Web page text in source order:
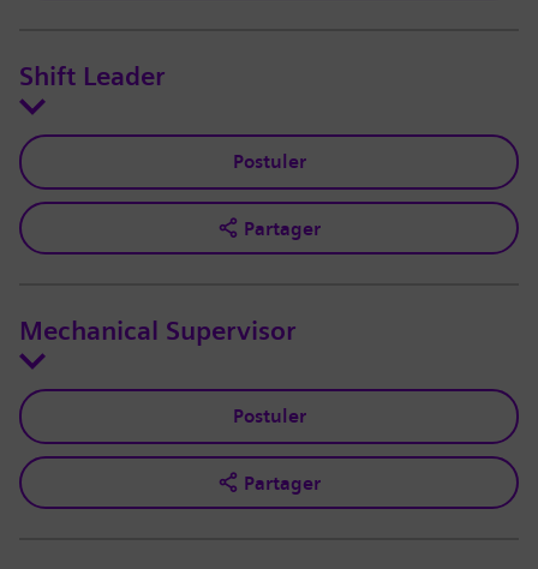
Shift Leader
Postuler
Partager
Mechanical Supervisor
Postuler
Partager